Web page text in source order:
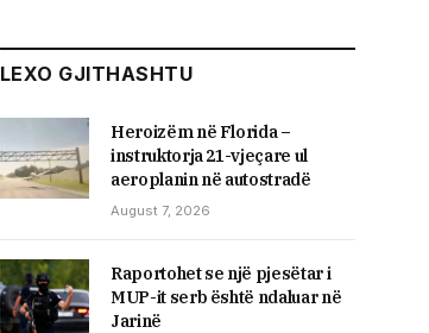
LEXO GJITHASHTU
Heroizëm në Florida –
instruktorja 21-vjeçare ul
aeroplanin në autostradë
August 7, 2026
Raportohet se një pjesëtar i
MUP-it serb është ndaluar në
Jarinë